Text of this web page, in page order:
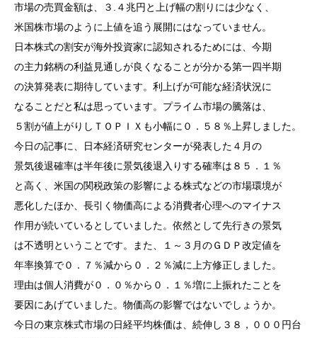
市場の売買金額は、３.４兆円と上げ幅の割りには少なく、
米国株市場のように上値を追う展開にはなっていません。
日本株式の割安が海外投資家に認知されるためには、今期
の主力銘柄の利益見通しが良くなることが分かる第一四半期
の決算発表に期待しています。利上げが可能な経済状況に
なることだと私は思っています。プライム市場の騰落は、
５割が値上がりしＴＯＰＩＸも小幅に０．５８％上昇しました。
今日の記事に、日本経済研究センターが発表した４月の
景気後退確率は半年後に景気後退入りする確率は８５．１％
と高く、米国の関税政策の影響による株式などの市場環境が
悪化したほか、長引く物価高による消費者心理へのマイナス
作用が続いているとしていました。依然として先行きの景気
は不透明ということです。また、１～３月のＧＤＰ改定値を
年率換算で０．７％減から０．２％減に上方修正しました。
理由は個人消費が０．０％から０．１％増に上振れたことを
要因にあげていました。物価高の影響ではないでしょうか。
今日の東京株式市場の日経平均株価は、続伸し３８，０００円台